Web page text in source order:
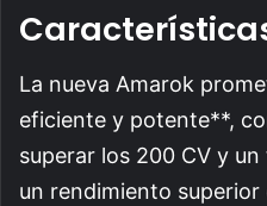
La nueva Amarok
eficiente y potente**,
superar los 200 CV y
un rendimiento